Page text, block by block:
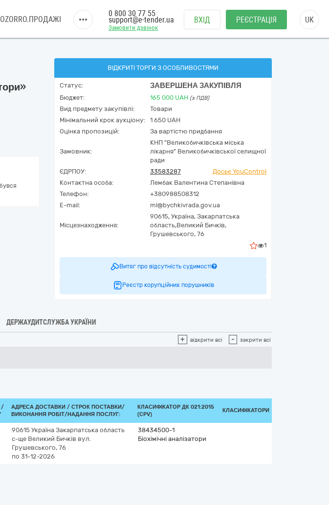
Замовити дзвінок
0 800 30 77 55
support@e-tender.ua ВХІД РЕЄСТРАЦІЯ UK
ВІДКРИТІ ТОРГИ З ОСОБЛИВОСТЯМИ
Статус: ЗАВЕРШЕНА ЗАКУПІВЛЯ
Бюджет: 165 000 UAH (з ПДВ)
Вид предмету закупівлі:
Товари
Мінімальний крок аукціону:
1 650 UAH
Оцінка пропозицій:
За вартістю придбання
Замовник:
КНП "Великобичківська міська
лікарня" Великобичківської селищної
ради
ЄДРПОУ:
33583287
Досьє YouControl
Контактна особа:
Лембак Валентина Степанівна
Телефон:
+380988508312
E-mail:
ml@bychkivrada.gov.ua
Місцезнаходження:
90615, Україна, Закарпатська
область,Великий Бичків,
Грушевського, 76
1
Витяг про відсутність судимості
Реєстр корупційних порушників
ДЕРЖАУДИТСЛУЖБА УКРАЇНИ
+ відкрити всі - закрити всі
/
АДРЕСА ДОСТАВКИ / СТРОК ПОСТАВКИ/
ВИКОНАННЯ РОБІТ/НАДАННЯ ПОСЛУГ:
КЛАСИФІКАТОР ДК 021:2015
(CPV)
КЛАСИФІКАТОРИ
90615 Україна Закарпатська область
с-ще Великий Бичків вул.
Грушевського, 76
по 31-12-2026
38434500-1
Біохімічні аналізатори